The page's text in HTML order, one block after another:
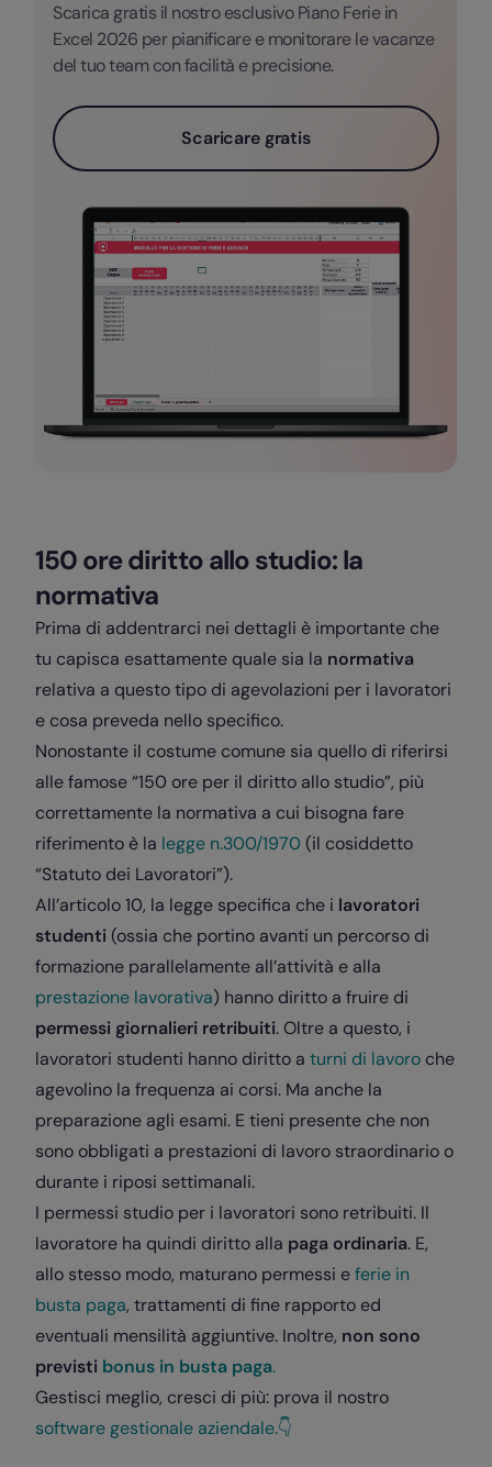
Scarica gratis il nostro esclusivo Piano Ferie in
Excel 2026 per pianificare e monitorare le vacanze
del tuo team con facilità e precisione.
Scaricare gratis
150 ore diritto allo studio: la
normativa
Prima di addentrarci nei dettagli è importante che
tu capisca esattamente quale sia la normativa
relativa a questo tipo di agevolazioni per i lavoratori
e cosa preveda nello specifico.
Nonostante il costume comune sia quello di riferirsi
alle famose “150 ore per il diritto allo studio”, più
correttamente la normativa a cui bisogna fare
riferimento è la legge n.300/1970 (il cosiddetto
“Statuto dei Lavoratori”).
All’articolo 10, la legge specifica che i lavoratori
studenti (ossia che portino avanti un percorso di
formazione parallelamente all’attività e alla
prestazione lavorativa) hanno diritto a fruire di
permessi giornalieri retribuiti. Oltre a questo, i
lavoratori studenti hanno diritto a turni di lavoro che
agevolino la frequenza ai corsi. Ma anche la
preparazione agli esami. E tieni presente che non
sono obbligati a prestazioni di lavoro straordinario o
durante i riposi settimanali.
I permessi studio per i lavoratori sono retribuiti. Il
lavoratore ha quindi diritto alla paga ordinaria. E,
allo stesso modo, maturano permessi eferie in
busta paga, trattamenti di fine rapporto ed
eventuali mensilità aggiuntive. Inoltre, non sono
previsti bonus in busta paga.
Gestisci meglio, cresci di più: prova il nostro
software gestionale aziendale.👇